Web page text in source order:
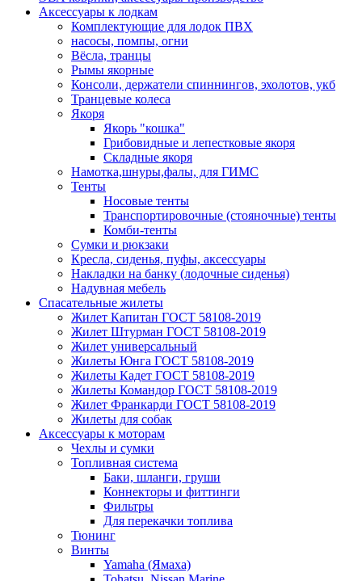
Аксессуары к лодкам
Комплектующие для лодок ПВХ
насосы, помпы, огни
Вёсла, транцы
Рымы якорные
Консоли, держатели спиннингов, эхолотов, укб
Транцевые колеса
Якоря
Якорь "кошка"
Грибовидные и лепестковые якоря
Складные якоря
Намотка,шнуры,фалы, для ГИМС
Тенты
Носовые тенты
Транспортировочные (стояночные) тенты
Комби-тенты
Сумки и рюкзаки
Кресла, сиденья, пуфы, аксессуары
Накладки на банку (лодочные сиденья)
Надувная мебель
Спасательные жилеты
Жилет Капитан ГОСТ 58108-2019
Жилет Штурман ГОСТ 58108-2019
Жилет универсальный
Жилеты Юнга ГОСТ 58108-2019
Жилеты Кадет ГОСТ 58108-2019
Жилеты Командор ГОСТ 58108-2019
Жилет Франкарди ГОСТ 58108-2019
Жилеты для собак
Аксессуары к моторам
Чехлы и сумки
Топливная система
Баки, шланги, груши
Коннекторы и фиттинги
Фильтры
Для перекачки топлива
Тюнинг
Винты
Yamaha (Ямаха)